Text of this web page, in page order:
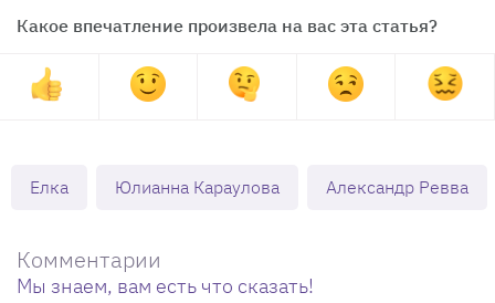
Какое впечатление произвела на вас эта статья?
Елка Юлианна Караулова Александр Ревва
Комментарии
Мы знаем, вам есть что сказать!